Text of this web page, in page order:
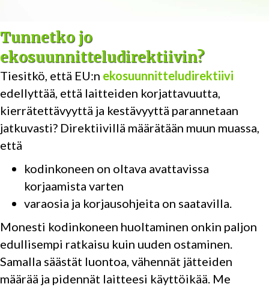
Tunnetko jo
ekosuunnitteludirektiivin?
Tiesitkö, että EU:n ekosuunnitteludirektiivi
edellyttää, että laitteiden korjattavuutta,
kierrätettävyyttä ja kestävyyttä parannetaan
jatkuvasti? Direktiivillä määrätään muun muassa,
että
kodinkoneen on oltava avattavissa
korjaamista varten
varaosia ja korjausohjeita on saatavilla.
Monesti kodinkoneen huoltaminen onkin paljon
edullisempi ratkaisu kuin uuden ostaminen.
Samalla säästät luontoa, vähennät jätteiden
määrää ja pidennät laitteesi käyttöikää. Me